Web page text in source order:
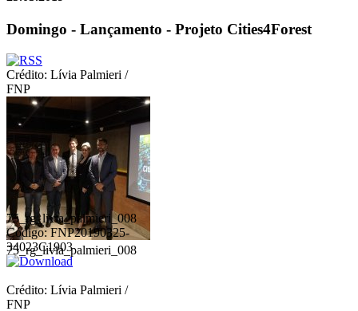
Domingo - Lançamento - Projeto Cities4Forest
Crédito: Lívia Palmieri /
FNP
75_rg_livia_palmieri_008
75_rg_livia_palmieri_008
Código: FNP20190325-
34023C1903
Crédito: Lívia Palmieri /
FNP